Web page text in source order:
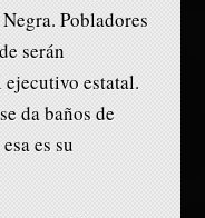
Pobladores
serán
ejecutivo estatal.
da baños de
es su